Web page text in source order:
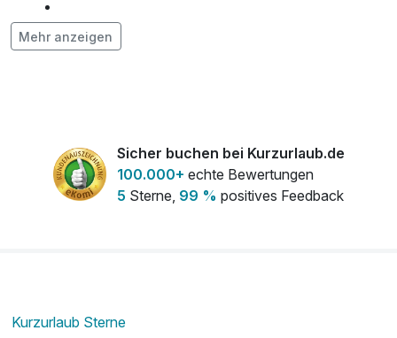
Ihr Baby Extra
pro Zimmer
Ihr Romantik Extra
pro Zimmer
pro Zimmer
Mehr anzeigen
Sicher buchen bei Kurzurlaub.de
100.000+ echte Bewertungen
5 Sterne, 99 % positives Feedback
Kurzurlaub Sterne